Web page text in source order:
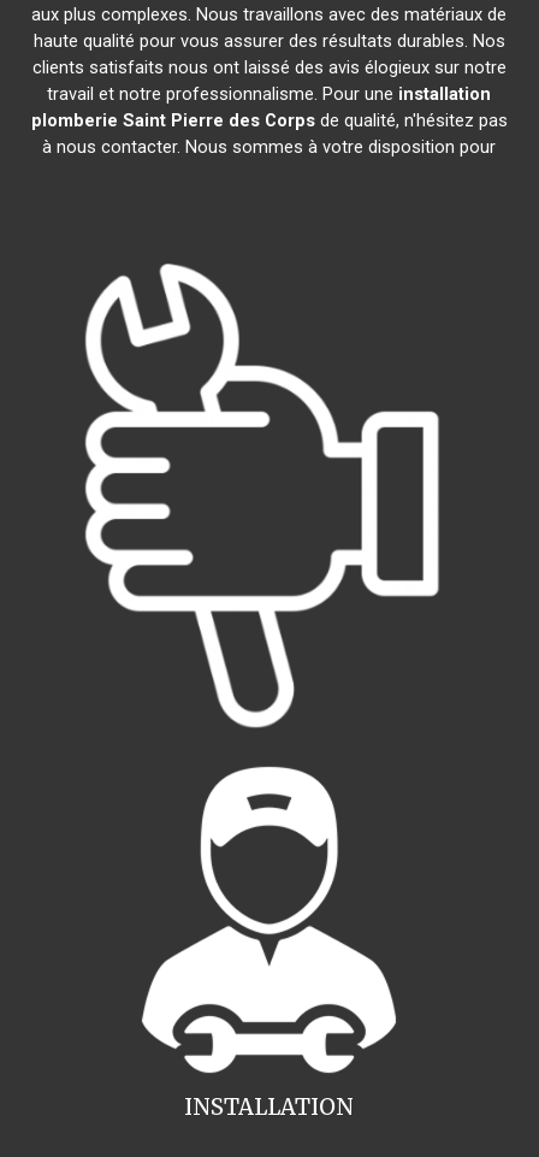
aux plus complexes. Nous travaillons avec des matériaux de
haute qualité pour vous assurer des résultats durables. Nos
clients satisfaits nous ont laissé des avis élogieux sur notre
travail et notre professionnalisme. Pour une installation
plomberie Saint Pierre des Corpsde qualité, n'hésitez pas
à nous contacter. Nous sommes à votre disposition pour
INSTALLATION